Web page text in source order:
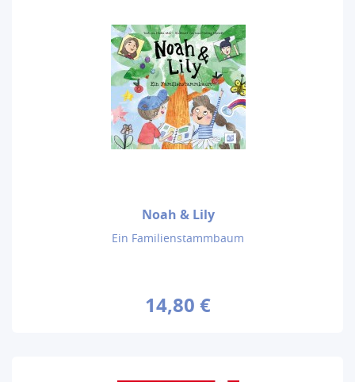
Noah & Lily
Ein Familienstammbaum
14,80 €